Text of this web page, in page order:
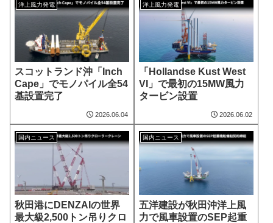
洋上風力発電
スコットランド沖「Inch
Cape」でモノパイル全54
基設置完了
2026.06.04
洋上風力発電
「Hollandse Kust West
VI」で最初の15MW風力
タービン設置
2026.06.02
国内ニュース
秋田港にDENZAIの世界
最大級2,500トン吊りクロ
国内ニュース
五洋建設が秋田沖洋上風
力で風車設置のSEP起重